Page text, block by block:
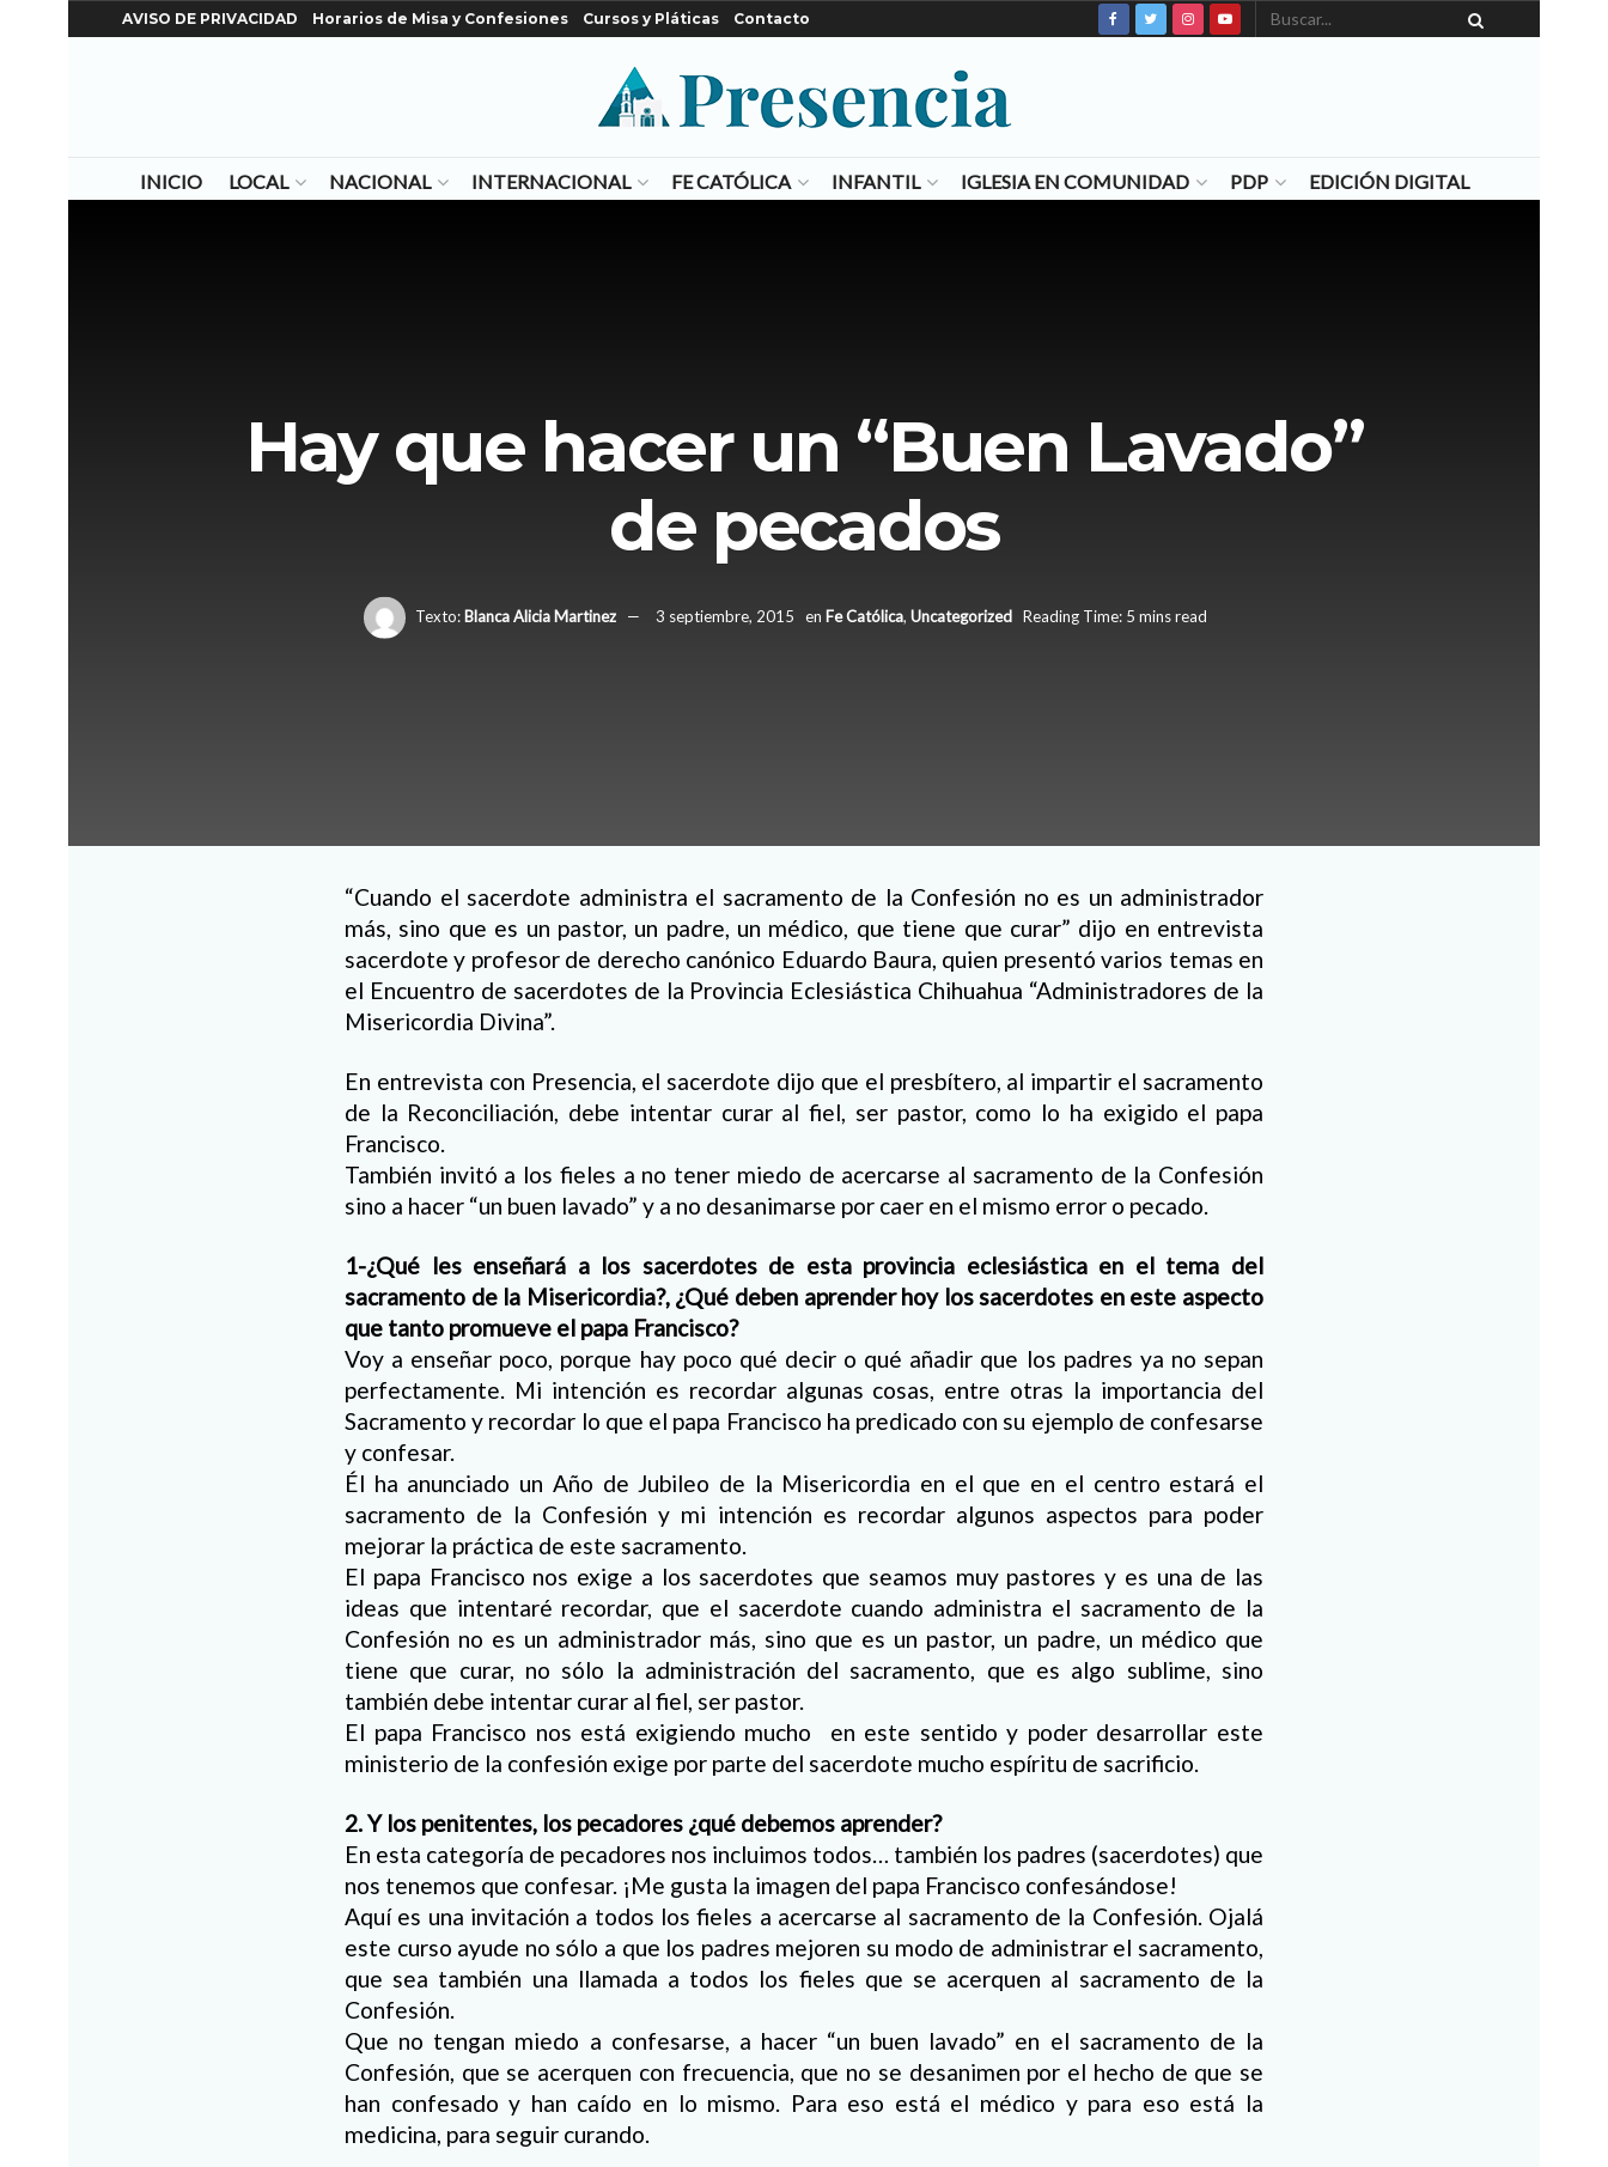
AVISO DE PRIVACIDAD Horarios de Misa y Confesiones Cursos y Pláticas Contacto
INICIO LOCAL NACIONAL INTERNACIONAL FE CATÓLICA INFANTIL IGLESIA EN COMUNIDAD PDP EDICIÓN DIGITAL
Hay que hacer un “Buen Lavado”
de pecados
Texto:Blanca Alicia Martinez 3 septiembre, 2015 en Fe Católica, Uncategorized Reading Time: 5 mins read
“Cuando el sacerdote administra el sacramento de la Confesión no es un administrador
más, sino que es un pastor, un padre, un médico, que tiene que curar” dijo en entrevista
sacerdote y profesor de derecho canónico Eduardo Baura, quien presentó varios temas en
el Encuentro de sacerdotes de la Provincia Eclesiástica Chihuahua “Administradores de la
Misericordia Divina”.
En entrevista con Presencia, el sacerdote dijo que el presbítero, al impartir el sacramento
de la Reconciliación, debe intentar curar al fiel, ser pastor, como lo ha exigido el papa
Francisco.
También invitó a los fieles a no tener miedo de acercarse al sacramento de la Confesión
sino a hacer “un buen lavado” y a no desanimarse por caer en el mismo error o pecado.
1-¿Qué les enseñará a los sacerdotes de esta provincia eclesiástica en el tema del
sacramento de la Misericordia?, ¿Qué deben aprender hoy los sacerdotes en este aspecto
que tanto promueve el papa Francisco?
Voy a enseñar poco, porque hay poco qué decir o qué añadir que los padres ya no sepan
perfectamente. Mi intención es recordar algunas cosas, entre otras la importancia del
Sacramento y recordar lo que el papa Francisco ha predicado con su ejemplo de confesarse
y confesar.
Él ha anunciado un Año de Jubileo de la Misericordia en el que en el centro estará el
sacramento de la Confesión y mi intención es recordar algunos aspectos para poder
mejorar la práctica de este sacramento.
El papa Francisco nos exige a los sacerdotes que seamos muy pastores y es una de las
ideas que intentaré recordar, que el sacerdote cuando administra el sacramento de la
Confesión no es un administrador más, sino que es un pastor, un padre, un médico que
tiene que curar, no sólo la administración del sacramento, que es algo sublime, sino
también debe intentar curar al fiel, ser pastor.
El papa Francisco nos está exigiendo mucho en este sentido y poder desarrollar este
ministerio de la confesión exige por parte del sacerdote mucho espíritu de sacrificio.
2. Y los penitentes, los pecadores ¿qué debemos aprender?
En esta categoría de pecadores nos incluimos todos… también los padres (sacerdotes) que
nos tenemos que confesar. ¡Me gusta la imagen del papa Francisco confesándose!
Aquí es una invitación a todos los fieles a acercarse al sacramento de la Confesión. Ojalá
este curso ayude no sólo a que los padres mejoren su modo de administrar el sacramento,
que sea también una llamada a todos los fieles que se acerquen al sacramento de la
Confesión.
Que no tengan miedo a confesarse, a hacer “un buen lavado” en el sacramento de la
Confesión, que se acerquen con frecuencia, que no se desanimen por el hecho de que se
han confesado y han caído en lo mismo. Para eso está el médico y para eso está la
medicina, para seguir curando.